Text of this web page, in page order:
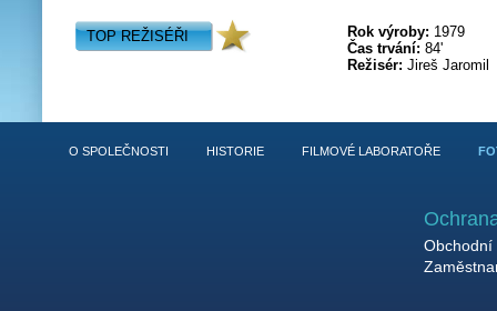
Rok výroby: 1979
Čas trvání: 84'
Režisér: Jireš Jaromil
TOP REŽISÉŘI
O SPOLEČNOSTI HISTORIE FILMOVÉ LABORATOŘE
Obchodní